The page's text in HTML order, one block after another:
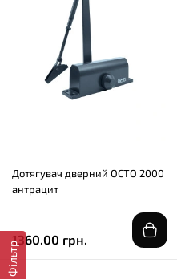
Фільтр
Дотягувач дверний OCTO 2000
антрацит
1360.00 грн.